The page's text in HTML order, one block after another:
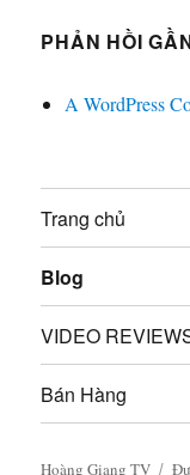
PHẢN HỒI
A WordPress
Trang chủ
Blog
VIDEO
Bán Hàng
Hoàng Giang TV